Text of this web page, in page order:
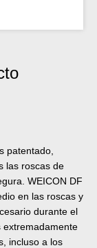
patentado,
las roscas de
WEICON DF
en las roscas y
durante el
extremadamente
incluso a los